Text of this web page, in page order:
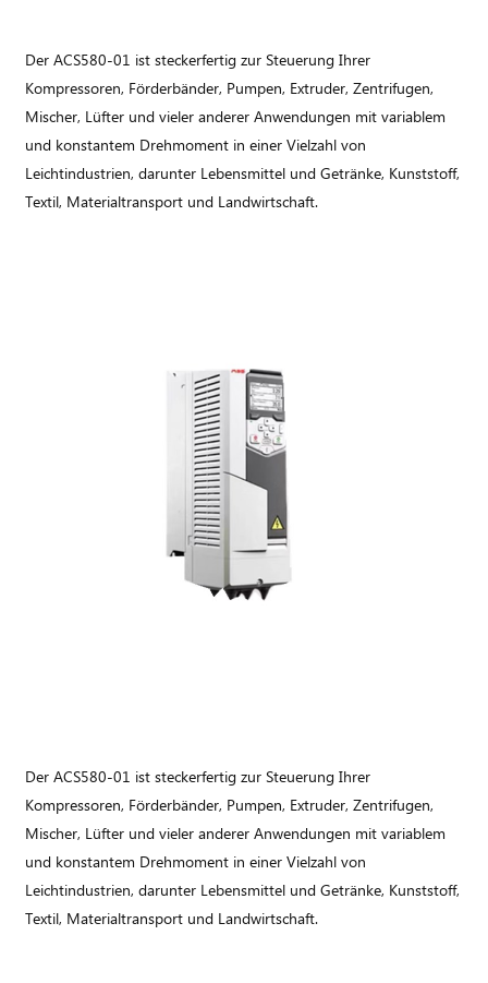
Der ACS580-01 ist steckerfertig zur Steuerung Ihrer
Kompressoren, Förderbänder, Pumpen, Extruder, Zentrifugen,
Mischer, Lüfter und vieler anderer Anwendungen mit variablem
und konstantem Drehmoment in einer Vielzahl von
Leichtindustrien, darunter Lebensmittel und Getränke, Kunststoff,
Textil, Materialtransport und Landwirtschaft.
Der ACS580-01 ist steckerfertig zur Steuerung Ihrer
Kompressoren, Förderbänder, Pumpen, Extruder, Zentrifugen,
Mischer, Lüfter und vieler anderer Anwendungen mit variablem
und konstantem Drehmoment in einer Vielzahl von
Leichtindustrien, darunter Lebensmittel und Getränke, Kunststoff,
Textil, Materialtransport und Landwirtschaft.